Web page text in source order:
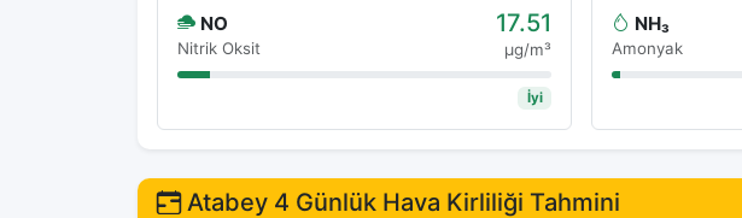
NO
Nitrik Oksit
17.51
μg/m³
İyi
NH₃
Amonyak
Atabey 4 Günlük Hava Kirliliği Tahmini